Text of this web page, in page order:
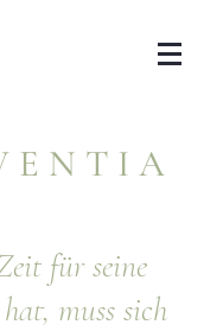
für seine
muss sich